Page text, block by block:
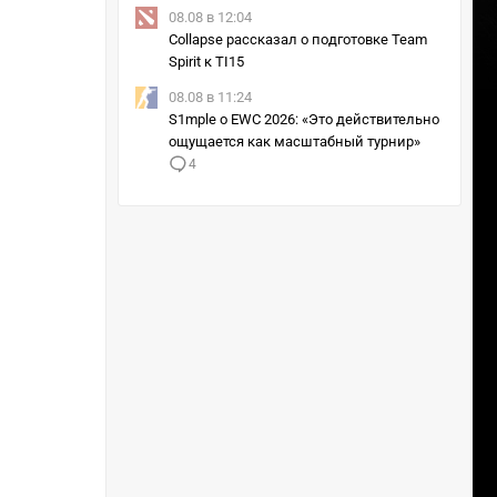
08.08 в 12:04
Collapse рассказал о подготовке Team
Spirit к TI15
08.08 в 11:24
S1mple о EWC 2026: «Это действительно
ощущается как масштабный турнир»
4